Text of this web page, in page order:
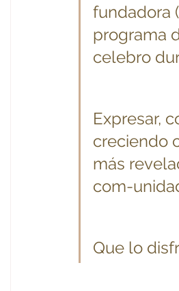
fundadora
programa
celebro
Expresar,
creciendo
más
com-
Que lo